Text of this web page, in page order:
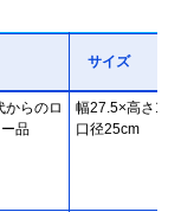
サイズ
からのロ
品
幅27.5×高さ
口径25cm